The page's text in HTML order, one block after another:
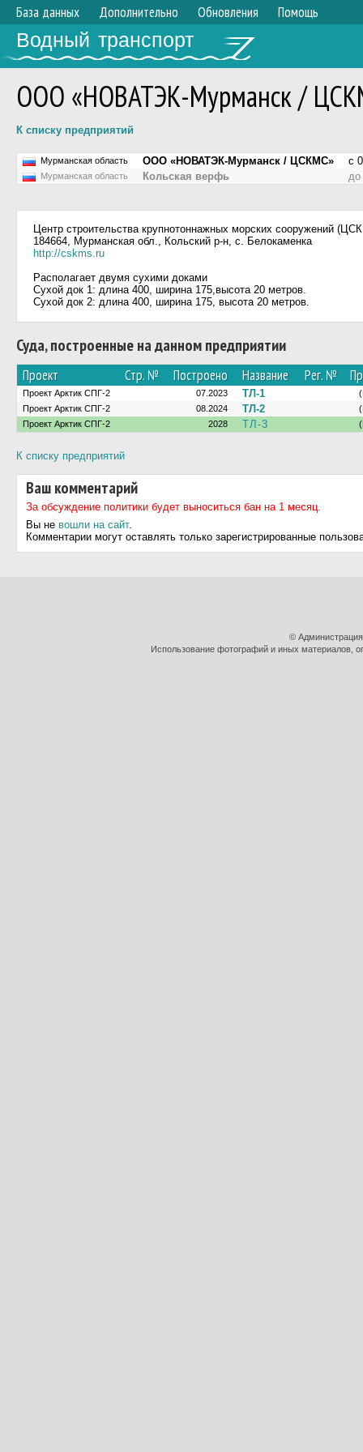
База данных Дополнительно Обновления Помощь
Водный транспорт
ООО «НОВАТЭК-Мурманск /
К списку предприятий
Мурманская область ООО «НОВАТЭК-Мурманск / ЦСКМС» с
Мурманская область Кольская верфь до
Центр строительства крупнотоннажных морских сооружений
184664, Мурманская обл., Кольский р-н, с. Белокаменка
http://cskms.ru
Располагает двумя сухими доками
Сухой док 1: длина 400, ширина 175,высота 20 метров.
Сухой док 2: длина 400, ширина 175, высота 20 метров.
Суда, построенные на данном предприятии
Проект Стр. № Построено Название Рег. №
Проект Арктик СПГ-2 07.2023 ТЛ-1
Проект Арктик СПГ-2
08.2024 ТЛ-2
Проект Арктик СПГ-2
2028 ТЛ-3
К списку предприятий
Ваш комментарий
За обсуждение политики будет выноситься бан на 1 месяц.
Вы не вошли на сайт.
Комментарии могут оставлять только зарегистрированные
©
Использование фотографий и иных материалов,